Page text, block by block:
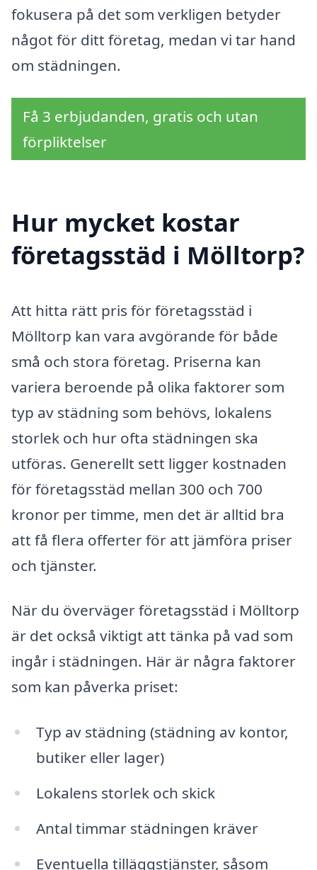
fokusera på det som verkligen betyder
något för ditt företag, medan vi tar hand
om städningen.
Få 3 erbjudanden, gratis och utan
förpliktelser
Hur mycket kostar
företagsstäd i Mölltorp?
Att hitta rätt pris för företagsstäd i
Mölltorp kan vara avgörande för både
små och stora företag. Priserna kan
variera beroende på olika faktorer som
typ av städning som behövs, lokalens
storlek och hur ofta städningen ska
utföras. Generellt sett ligger kostnaden
för företagsstäd mellan 300 och 700
kronor per timme, men det är alltid bra
att få flera offerter för att jämföra priser
och tjänster.
När du överväger företagsstäd i Mölltorp
är det också viktigt att tänka på vad som
ingår i städningen. Här är några faktorer
som kan påverka priset:
Typ av städning (städning av kontor,
butiker eller lager)
Lokalens storlek och skick
Antal timmar städningen kräver
Eventuella tilläggstjänster, såsom